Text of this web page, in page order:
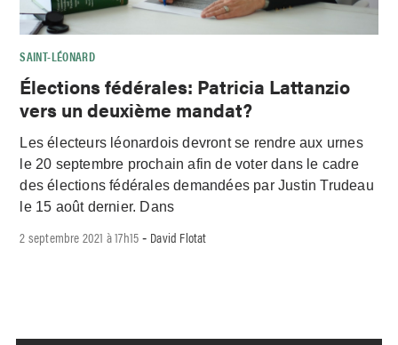
SAINT-LÉONARD
Élections fédérales: Patricia Lattanzio
vers un deuxième mandat?
Les électeurs léonardois devront se rendre aux urnes
le 20 septembre prochain afin de voter dans le cadre
des élections fédérales demandées par Justin Trudeau
le 15 août dernier. Dans
2 septembre 2021 à 17h15 - David Flotat